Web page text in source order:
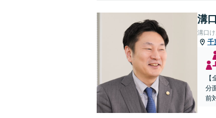
溝
溝口
千
分
前